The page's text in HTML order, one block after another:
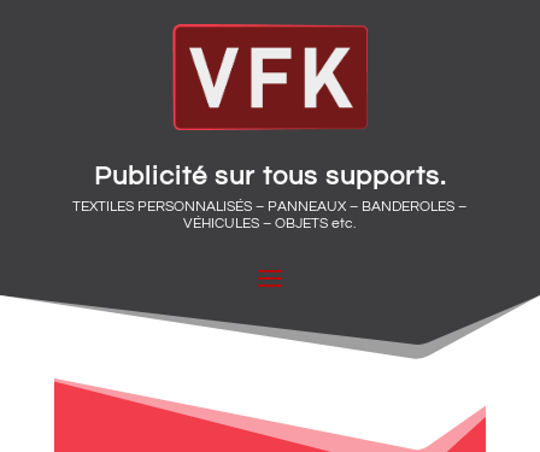
Publicité sur tous supports.
TEXTILES PERSONNALISÉS – PANNEAUX – BANDEROLES –
VÉHICULES – OBJETS etc.